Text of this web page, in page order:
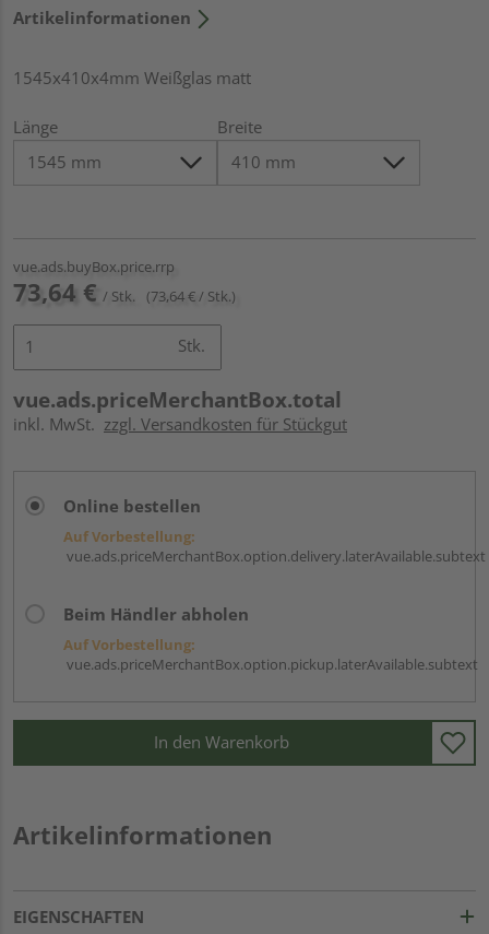
Artikelinformationen
1545x410x4mm Weißglas matt
Länge Breite
vue.ads.buyBox.price.rrp
73,64 € / Stk. (73,64 € / Stk.)
Stk.
vue.ads.priceMerchantBox.total
inkl. MwSt. zzgl. Versandkosten für Stückgut
Online bestellen
Auf Vorbestellung:
vue.ads.priceMerchantBox.option.delivery.laterAvailable.subtext
Beim Händler abholen
Auf Vorbestellung:
vue.ads.priceMerchantBox.option.pickup.laterAvailable.subtext
In den Warenkorb
Artikelinformationen
EIGENSCHAFTEN